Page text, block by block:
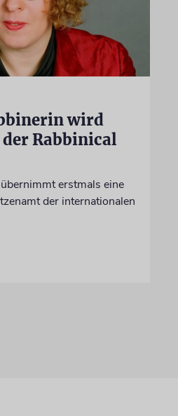
wird
Rabbinical
erstmals eine
der internationalen